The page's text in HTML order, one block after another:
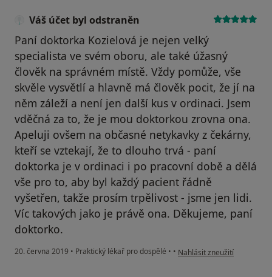
Váš účet byl odstraněn
Paní doktorka Kozielová je nejen velký
specialista ve svém oboru, ale také úžasný
člověk na správném místě. Vždy pomůže, vše
skvěle vysvětlí a hlavně má člověk pocit, že jí na
něm záleží a není jen další kus v ordinaci. Jsem
vděčná za to, že je mou doktorkou zrovna ona.
Apeluji ovšem na občasné netykavky z čekárny,
kteří se vztekají, že to dlouho trvá - paní
doktorka je v ordinaci i po pracovní době a dělá
vše pro to, aby byl každý pacient řádně
vyšetřen, takže prosím trpělivost - jsme jen lidi.
Víc takových jako je právě ona. Děkujeme, paní
doktorko.
20. června 2019 • Praktický lékař pro dospělé • • podle názoru uživatele Váš
Nahlásit zneužití